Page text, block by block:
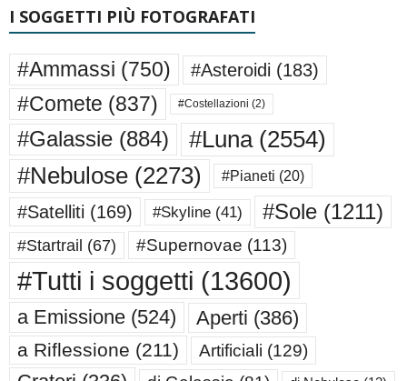
I SOGGETTI PIÙ FOTOGRAFATI
#Ammassi (750) #Asteroidi (183)
#Comete (837) #Costellazioni (2)
#Galassie (884) #Luna(2554)
#Nebulose (2273) #Pianeti (20)
#Satelliti (169) #Skyline (41) #Sole (1211)
#Startrail (67) #Supernovae (113)
#Tutti i soggetti (13600)
a Emissione (524) Aperti (386)
a Riflessione (211) Artificiali (129)